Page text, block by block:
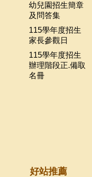
幼兒園招生簡章
及問答集
115學年度招生
家長參觀日
115學年度招生
辦理階段正.備取
名冊
好站推薦